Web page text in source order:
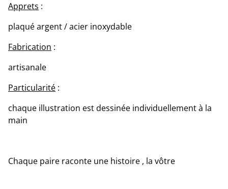
Apprets :
plaqué argent / acier inoxydable
Fabrication :
artisanale
Particularité :
chaque illustration est dessinée individuellement à la
main
Chaque paire raconte une histoire , la vôtre